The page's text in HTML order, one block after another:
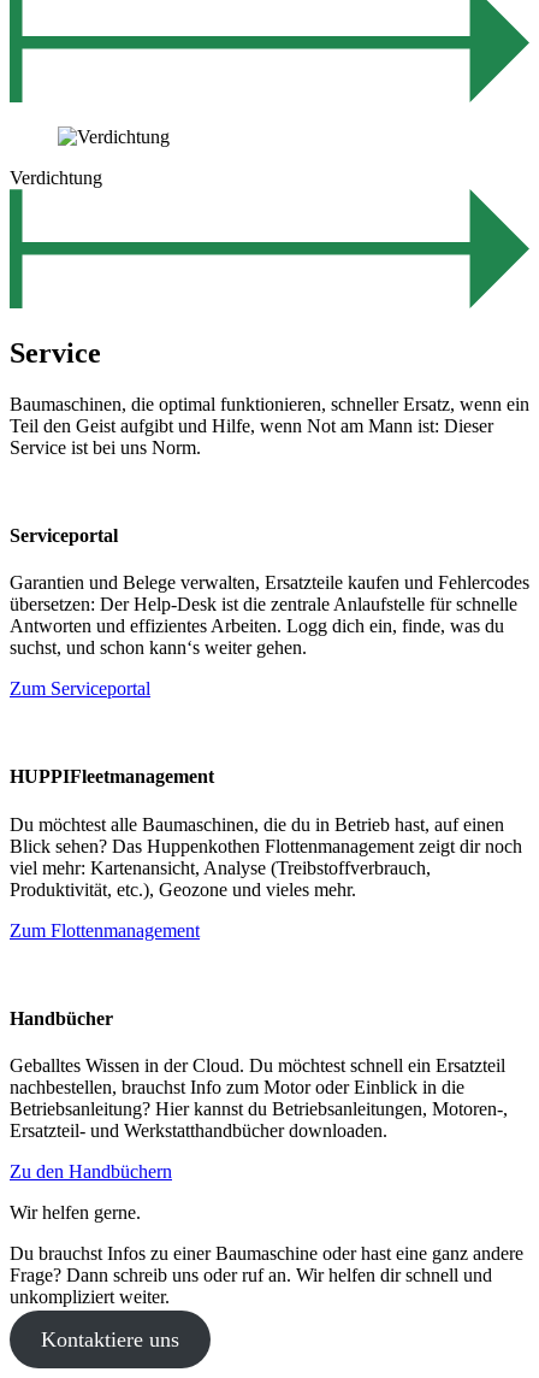
Verdichtung
Service
Baumaschinen, die optimal funktionieren, schneller Ersatz, wenn ein
Teil den Geist aufgibt und Hilfe, wenn Not am Mann ist: Dieser
Service ist bei uns Norm.
Serviceportal
Garantien und Belege verwalten, Ersatzteile kaufen und Fehlercodes
übersetzen: Der Help-Desk ist die zentrale Anlaufstelle für schnelle
Antworten und effizientes Arbeiten. Logg dich ein, finde, was du
suchst, und schon kann‘s weiter gehen.
Zum Serviceportal
HUPPIFleetmanagement
Du möchtest alle Baumaschinen, die du in Betrieb hast, auf einen
Blick sehen? Das Huppenkothen Flottenmanagement zeigt dir noch
viel mehr: Kartenansicht, Analyse (Treibstoffverbrauch,
Produktivität, etc.), Geozone und vieles mehr.
Zum Flottenmanagement
Handbücher
Geballtes Wissen in der Cloud. Du möchtest schnell ein Ersatzteil
nachbestellen, brauchst Info zum Motor oder Einblick in die
Betriebsanleitung? Hier kannst du Betriebsanleitungen, Motoren-,
Ersatzteil- und Werkstatthandbücher downloaden.
Zu den Handbüchern
Wir helfen gerne.
Du brauchst Infos zu einer Baumaschine oder hast eine ganz andere
Frage? Dann schreib uns oder ruf an. Wir helfen dir schnell und
unkompliziert weiter.
Kontaktiere uns